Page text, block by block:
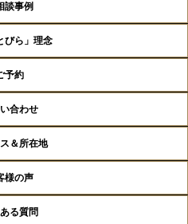
談事例
びら」理念
予約
合わせ
＆所在地
様の声
る質問